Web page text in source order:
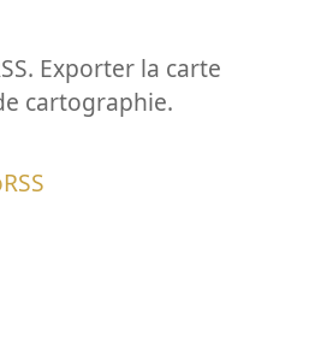
Exporter la carte
cartographie.